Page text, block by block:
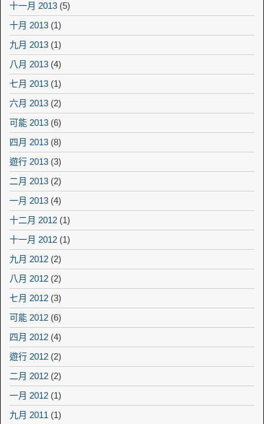
十一月 2013 (5)
十月 2013 (1)
九月 2013 (1)
八月 2013 (4)
七月 2013 (1)
六月 2013 (2)
可能 2013 (6)
四月 2013 (8)
遊行 2013 (3)
二月 2013 (2)
一月 2013 (4)
十二月 2012 (1)
十一月 2012 (1)
九月 2012 (2)
八月 2012 (2)
七月 2012 (3)
可能 2012 (6)
四月 2012 (4)
遊行 2012 (2)
二月 2012 (2)
一月 2012 (1)
九月 2011 (1)